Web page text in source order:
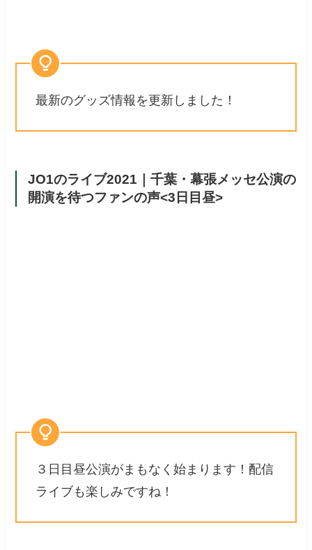
最新のグッズ情報を更新しました！
JO1のライブ2021｜千葉・幕張メッセ公演の
開演を待つファンの声<3日目昼>
３日目昼公演がまもなく始まります！配信
ライブも楽しみですね！